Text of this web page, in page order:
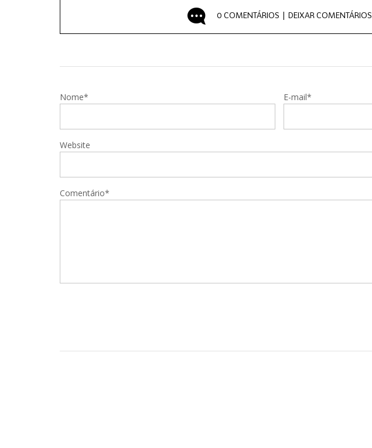
0 COMENTÁRIOS | DEIXAR COMENTÁRIOS
Nome* E-mail*
Website
Comentário*